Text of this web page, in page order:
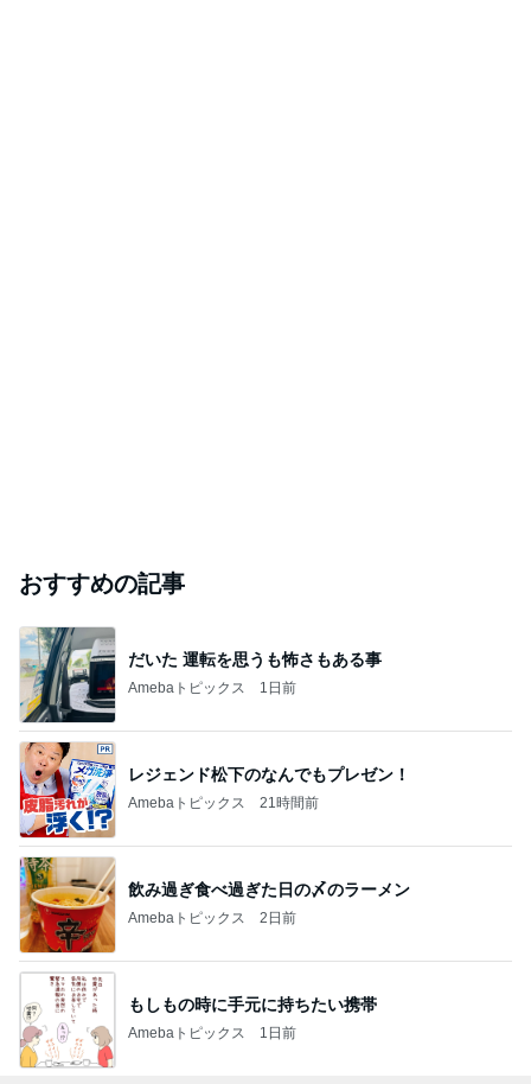
おすすめの記事
だいた 運転を思うも怖さもある事
Amebaトピックス 1日前
レジェンド松下のなんでもプレゼン！
Amebaトピックス 21時間前
飲み過ぎ食べ過ぎた日の〆のラーメン
Amebaトピックス 2日前
もしもの時に手元に持ちたい携帯
Amebaトピックス 1日前